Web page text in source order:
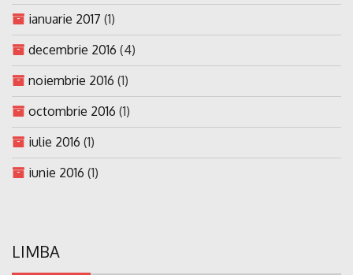
ianuarie 2017 (1)
decembrie 2016 (4)
noiembrie 2016 (1)
octombrie 2016 (1)
iulie 2016 (1)
iunie 2016 (1)
LIMBA